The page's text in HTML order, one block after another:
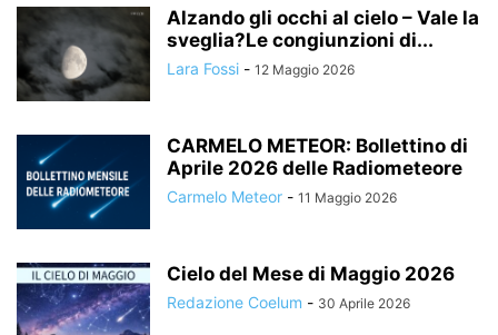
Alzando gli occhi al cielo – Vale la
sveglia?Le congiunzioni di...
Lara Fossi - 12 Maggio 2026
CARMELO METEOR: Bollettino di
Aprile 2026 delle Radiometeore
Carmelo Meteor - 11 Maggio 2026
Cielo del Mese di Maggio 2026
Redazione Coelum - 30 Aprile 2026